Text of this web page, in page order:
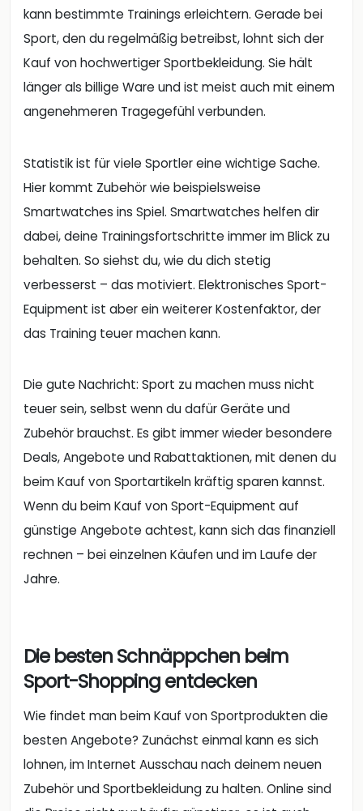
kann bestimmte Trainings erleichtern. Gerade bei
Sport, den du regelmäßig betreibst, lohnt sich der
Kauf von hochwertiger Sportbekleidung. Sie hält
länger als billige Ware und ist meist auch mit einem
angenehmeren Tragegefühl verbunden.
Statistik ist für viele Sportler eine wichtige Sache.
Hier kommt Zubehör wie beispielsweise
Smartwatches ins Spiel. Smartwatches helfen dir
dabei, deine Trainingsfortschritte immer im Blick zu
behalten. So siehst du, wie du dich stetig
verbesserst – das motiviert. Elektronisches Sport-
Equipment ist aber ein weiterer Kostenfaktor, der
das Training teuer machen kann.
Die gute Nachricht: Sport zu machen muss nicht
teuer sein, selbst wenn du dafür Geräte und
Zubehör brauchst. Es gibt immer wieder besondere
Deals, Angebote und Rabattaktionen, mit denen du
beim Kauf von Sportartikeln kräftig sparen kannst.
Wenn du beim Kauf von Sport-Equipment auf
günstige Angebote achtest, kann sich das finanziell
rechnen – bei einzelnen Käufen und im Laufe der
Jahre.
Die besten Schnäppchen beim
Sport-Shopping entdecken
Wie findet man beim Kauf von Sportprodukten die
besten Angebote? Zunächst einmal kann es sich
lohnen, im Internet Ausschau nach deinem neuen
Zubehör und Sportbekleidung zu halten. Online sind